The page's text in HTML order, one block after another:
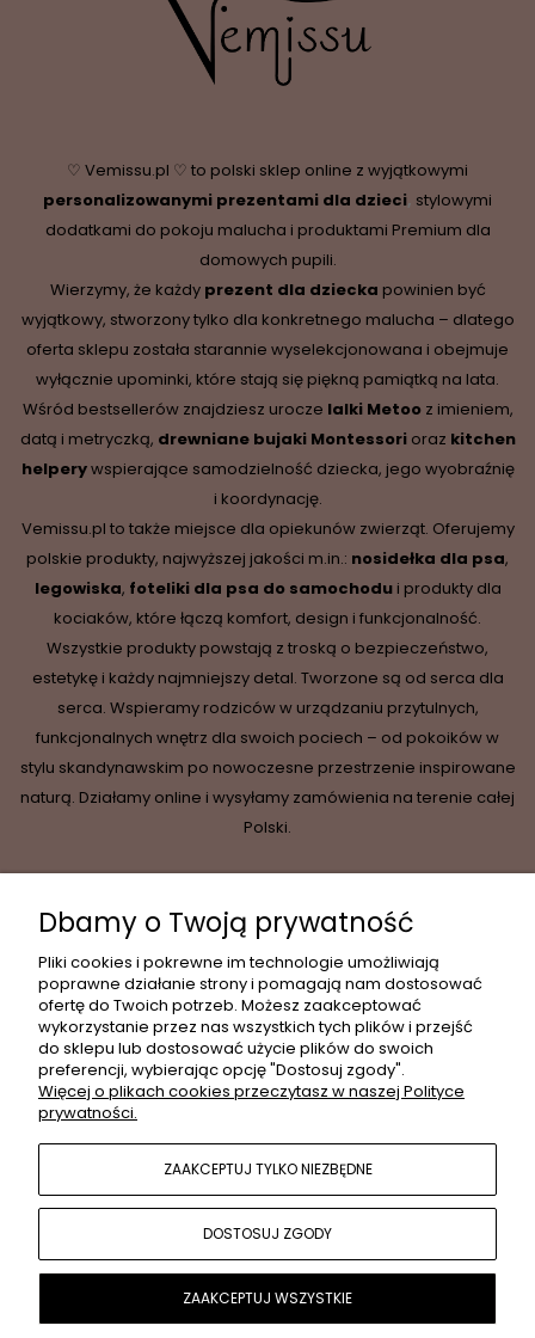
♡ Vemissu.pl ♡ to polski sklep online z wyjątkowymi
personalizowanymi prezentami dla dzieci, stylowymi
dodatkami do pokoju malucha i produktami Premium dla
domowych pupili.
Wierzymy, że każdy prezent dla dziecka powinien być
wyjątkowy, stworzony tylko dla konkretnego malucha – dlatego
oferta sklepu została starannie wyselekcjonowana i obejmuje
wyłącznie upominki, które stają się piękną pamiątką na lata.
Wśród bestsellerów znajdziesz urocze lalki Metoo z imieniem,
datą i metryczką, drewniane bujaki Montessorioraz kitchen
helperywspierające samodzielność dziecka, jego wyobraźnię
i koordynację.
Vemissu.pl to także miejsce dla opiekunów zwierząt. Oferujemy
polskie produkty, najwyższej jakości m.in.: nosidełka dla psa,
legowiska, foteliki dla psa do samochodui produkty dla
kociaków, które łączą komfort, design i funkcjonalność.
Wszystkie produkty powstają z troską o bezpieczeństwo,
estetykę i każdy najmniejszy detal. Tworzone są od serca dla
serca. Wspieramy rodziców w urządzaniu przytulnych,
funkcjonalnych wnętrz dla swoich pociech – od pokoików w
stylu skandynawskim po nowoczesne przestrzenie inspirowane
naturą. Działamy online i wysyłamy zamówienia na terenie całej
Polski.
INFORMACJE
MOJE KONTO
POPULARNE KATEGORIE
O NAS
Dbamy o Twoją prywatność
Pliki cookies i pokrewne im technologie umożliwiają
poprawne działanie strony i pomagają nam dostosować
ofertę do Twoich potrzeb. Możesz zaakceptować
wykorzystanie przez nas wszystkich tych plików i przejść
do sklepu lub dostosować użycie plików do swoich
preferencji, wybierając opcję "Dostosuj zgody".
Więcej o plikach cookies przeczytasz w naszej Polityce
prywatności.
ZAAKCEPTUJ TYLKO NIEZBĘDNE
DOSTOSUJ ZGODY
ZAAKCEPTUJ WSZYSTKIE